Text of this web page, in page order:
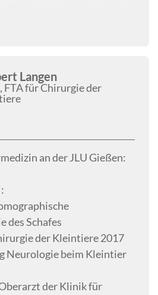
Langen
FTA für Chirurgie der
an der JLU Gießen:
des Schafes
der Kleintiere 2017
Neurologie beim Kleintier
der Klinik für